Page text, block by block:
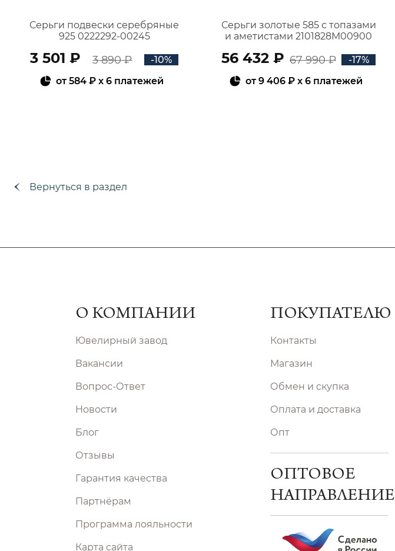
Серьги подвески серебряные
925 0222292-00245
3 501 ₽ 3 890 ₽
-10%
от584 ₽ x 6 платежей
Серьги золотые 585 с топазами
и аметистами 2101828М00900
56 432 ₽ 67 990 ₽
-17%
от9 406 ₽ x 6 платежей
Вернуться в раздел
О КОМПАНИИ
Ювелирный завод
Вакансии
Вопрос-Ответ
Новости
Блог
Отзывы
Гарантия качества
Партнёрам
Программа лояльности
Карта сайта
ПОКУПАТЕЛЮ
Контакты
Магазин
Обмен и скупка
Оплата и доставка
Опт
ОПТОВОЕ
НАПРАВЛЕНИЕ